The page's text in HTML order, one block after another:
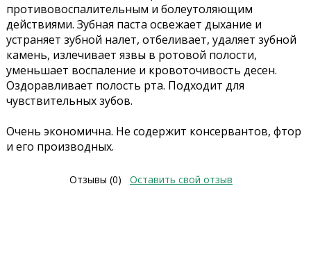
противовоспалительным и болеутоляющим
действиями. Зубная паста освежает дыхание и
устраняет зубной налет, отбеливает, удаляет зубной
камень, излечивает язвы в ротовой полости,
уменьшает воспаление и кровоточивость десен.
Оздоравливает полость рта. Подходит для
чувствительных зубов.
Очень экономична. Не содержит консервантов, фтор
и его производных.
Отзывы (0) Оставить свой отзыв